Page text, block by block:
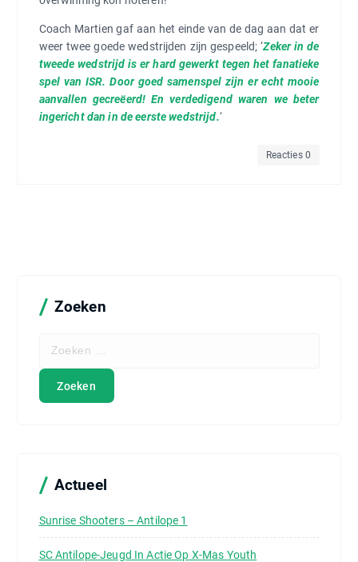
Coach Martien gaf aan het einde van de dag aan dat er
weer twee goede wedstrijden zijn gespeeld; ‘Zeker in de
tweede wedstrijd is er hard gewerkt tegen het fanatieke
spel van ISR. Door goed samenspel zijn er echt mooie
aanvallen gecreëerd! En verdedigend waren we beter
ingericht dan in de eerste wedstrijd.‘
Reacties 0
Zoeken
e
a
:
Actueel
Sunrise Shooters – Antilope 1
SC Antilope-Jeugd In Actie Op X-Mas Youth